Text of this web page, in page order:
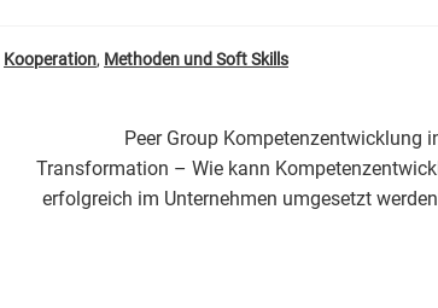
Kooperation, Methoden und Soft Skills
Nächster
Beitrag:
Peer Group Kompetenzentwicklung
Transformation – Wie kann
erfolgreich im Unternehmen umgesetzt